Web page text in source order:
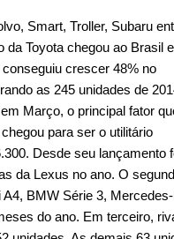
Smart, Troller, Subaru
Toyota chegou ao Brasil
crescer 48% no
as 245 unidades de
Março, o principal fator
para ser o utilitário
Desde seu lançamento
da Lexus no ano. O
BMW Série 3,
do ano. Em terceiro,